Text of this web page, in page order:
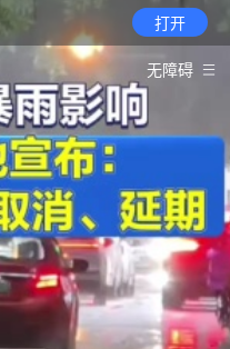
打开
无障碍